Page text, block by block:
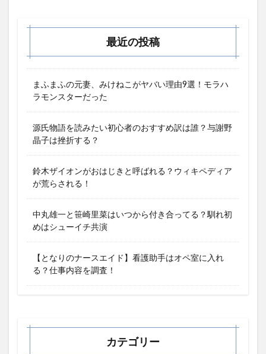
最近の投稿
まふまふの元妻、みけねこがヤバい理由9選！モラハ
ラモンスターだった
源氏物語を読みたい初心者のおすすめ訳は誰？与謝野
晶子は挫折する？
鈴木ザイオンがおはじきと呼ばれる？ウィキペディア
が荒らされる！
中丸雄一と笹崎里菜はいつから付き合ってる？馴れ初
めはシューイチ共演
【となりのナースエイド】看護助手はオペ室に入れ
る？仕事内容を調査！
カテゴリー